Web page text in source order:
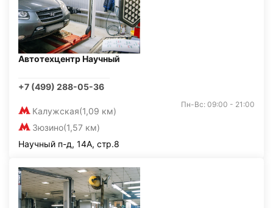
Автотехцентр Научный
+7 (499) 288-05-36
Калужская(1,09 км)
Зюзино(1,57 км)
Пн-Вс: 09:00 - 21:00
Научный п-д, 14А, стр.8